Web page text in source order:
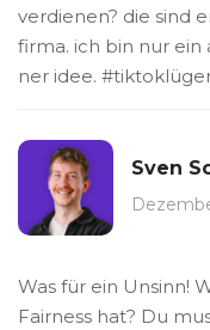
verdienen? die sind
firma. ich bin nur
ner idee.
Sven
Was für ein Unsinn!
Fairness hat? Du